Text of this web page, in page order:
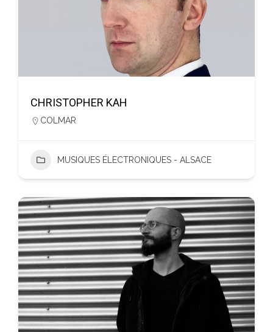
CHRISTOPHER KAH
COLMAR
MUSIQUES ÉLECTRONIQUES - ALSACE